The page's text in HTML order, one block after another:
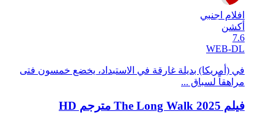
افلام اجنبي
أكشن
7.6
WEB-DL
في (أمريكا) بديلة غارقة في الاستبداد، يخضع خمسون فتى
مراهقاً لسباق ...
فيلم The Long Walk 2025 مترجم HD